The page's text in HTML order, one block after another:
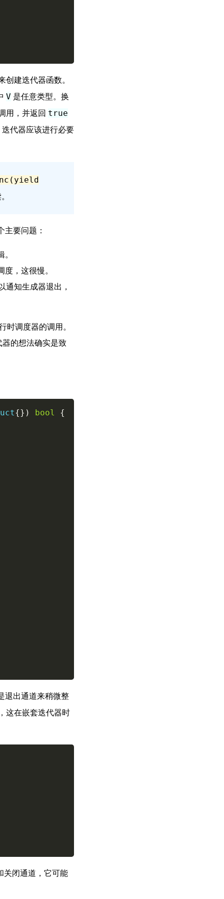
建迭代器函数。
V 是任意类型。换
用，并返回 true
迭代器应该进行必要
要问题：
，这很慢。
通知生成器退出，
调度器的调用。
的想法确实是致
{} ) bool {
Copy
退出通道来稍微整
这在嵌套迭代器时
关闭通道，它可能